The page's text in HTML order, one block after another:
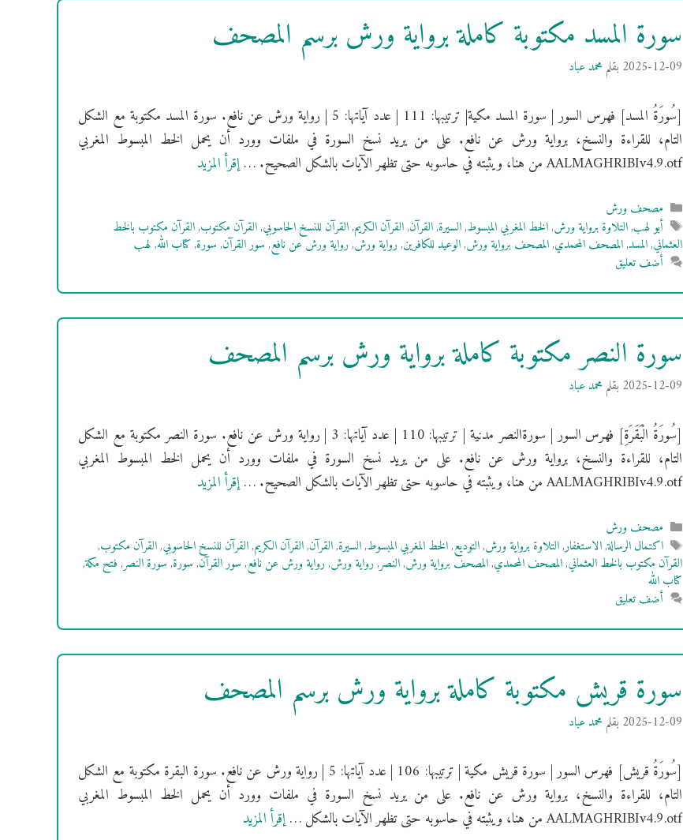
سورة المسد مكتوبة كاملة برواية ورش برسم المصحف
2025-12-09 بقلممحمد عباد
[سُورَةُ المسد] فهرس السور | سورة المسد مكية| ترتيبها: 111 | عدد آياتها: 5 | رواية ورش عن نافع. سورة المسد مكتوبة مع الشكل
التام، للقراءة والنسخ، برواية ورش عن نافع. على من يريد نسخ السورة في ملفات وورد أن يحمل الخط المبسوط المغربي
AALMAGHRIBIv4.9.otf من هنا، ويثبته في حاسوبه حتى تظهر الآيات بالشكل الصحيح. …
إقرأ المزيد
التصنيفات
مصحف ورش
الوسوم
أبو لهب,التلاوة برواية ورش,الخط المغربي المبسوط,السيرة,القرآن,القرآن الكريم,القرآن للنسخ الحاسوبي,القرآن مكتوب,القرآن مكتوب بالخط
العثماني,المسد,المصحف المحمدي,المصحف برواية ورش,الوعيد للكافرين,رواية ورش,رواية ورش عن نافع,سور القرآن,سورة,كتاب الله, لهب
أضف تعليق
سورة النصر مكتوبة كاملة برواية ورش برسم المصحف
2025-12-09 بقلممحمد عباد
[سُورَةُ الْبَقَرَةِ] فهرس السور | سورةالنصر مدنية | ترتيبها: 110 | عدد آياتها: 3 | رواية ورش عن نافع. سورة النصر مكتوبة مع الشكل
التام، للقراءة والنسخ، برواية ورش عن نافع. على من يريد نسخ السورة في ملفات وورد أن يحمل الخط المبسوط المغربي
AALMAGHRIBIv4.9.otf من هنا، ويثبته في حاسوبه حتى تظهر الآيات بالشكل الصحيح. …
إقرأ المزيد
التصنيفات
مصحف ورش
الوسوم
اكتمال الرسالة,الاستغفار,التلاوة برواية ورش,التوديع,الخط المغربي المبسوط,السيرة,القرآن,القرآن الكريم,القرآن للنسخ الحاسوبي,القرآن مكتوب,
القرآن مكتوب بالخط العثماني,المصحف المحمدي,المصحف برواية ورش,النصر,رواية ورش,رواية ورش عن نافع,سور القرآن,سورة,سورة النصر,فتح مكة,
كتاب الله
أضف تعليق
سورة قريش مكتوبة كاملة برواية ورش برسم المصحف
2025-12-09 بقلممحمد عباد
[سُورَةُ قريش] فهرس السور | سورة قريش مكية | ترتيبها: 106 | عدد آياتها: 5 | رواية ورش عن نافع. سورة البقرة مكتوبة مع الشكل
التام، للقراءة والنسخ، برواية ورش عن نافع. على من يريد نسخ السورة في ملفات وورد أن يحمل الخط المبسوط المغربي
AALMAGHRIBIv4.9.otf من هنا، ويثبته في حاسوبه حتى تظهر الآيات بالشكل …
إقرأ المزيد